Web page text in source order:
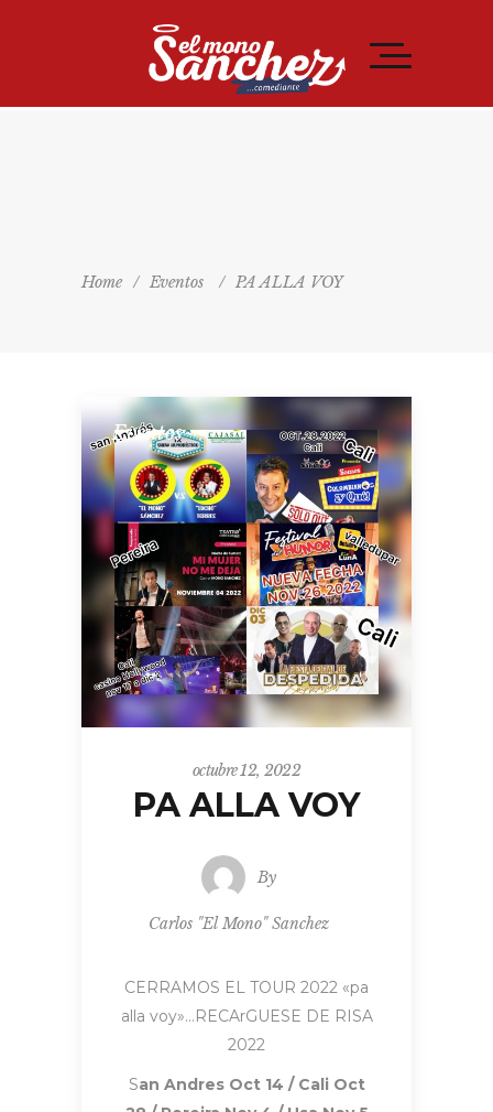
Home / Eventos / PA ALLA VOY
Eventos
octubre 12, 2022
PA ALLA VOY
By
Carlos "El Mono" Sanchez
CERRAMOS EL TOUR 2022 «pa
alla voy»…RECArGUESE DE RISA
2022
San Andres Oct 14 / Cali Oct